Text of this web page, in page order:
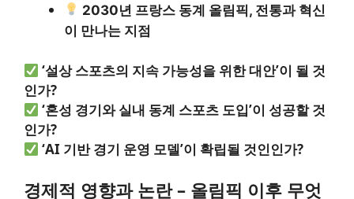
2030년 프랑스 동계 올림픽, 전통과 혁신
이 만나는 지점
‘설상 스포츠의 지속 가능성을 위한 대안’이 될 것
인가?
‘혼성 경기와 실내 동계 스포츠 도입’이 성공할 것
인가?
‘AI 기반 경기 운영 모델’이 확립될 것인인가?
경제적 영향과 논란 – 올림픽 이후 무엇